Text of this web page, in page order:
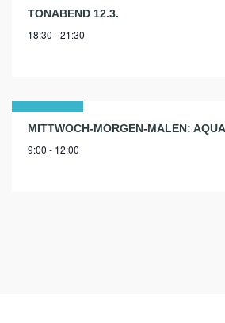
12
märz
TONABEND 12.3.
18:30 - 21:30
15
apr.
9:00 - 12:00